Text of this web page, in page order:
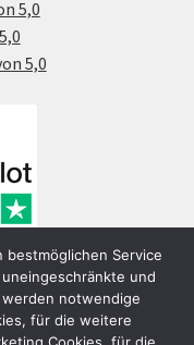
5,0
5,0
bestmöglichen Service
und
notwendige
für die weitere